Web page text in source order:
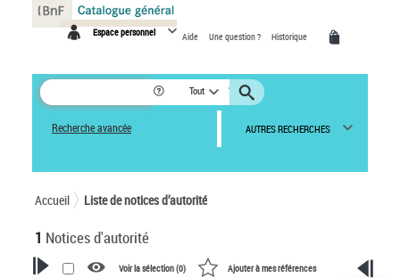
Espace personnel Aide Une question ? Historique
Tout
Recherche avancée AUTRES RECHERCHES
Accueil Liste de notices d’autorité
1 Notices d'autorité
Voir la sélection (0) Ajouter à mes références
Panneau de gestion des cookies